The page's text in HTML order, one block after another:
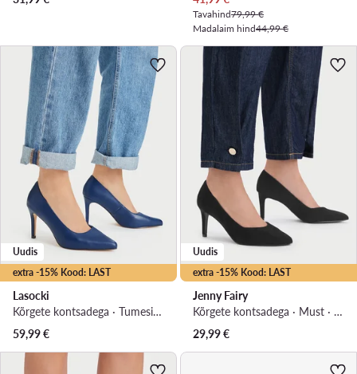
Tavahind79,99 €
Madalaim hind44,99 €
extra -15% Kood: LAST
Uudis
Lasocki
Kõrgete kontsadega · Tumesinine · 8.5 cm
59,99€
extra -15% Kood: LAST
Uudis
Jenny Fairy
Kõrgete kontsadega · Must · 7.5 cm
29,99€